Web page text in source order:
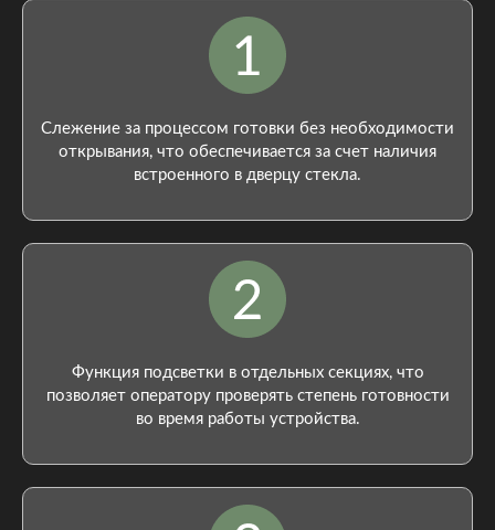
Слежение за процессом готовки без необходимости
открывания, что обеспечивается за счет наличия
встроенного в дверцу стекла.
Функция подсветки в отдельных секциях, что
позволяет оператору проверять степень готовности
во время работы устройства.